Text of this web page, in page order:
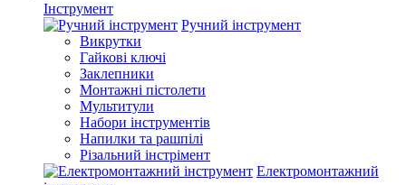
Інструмент
Ручний інструмент
Викрутки
Гайкові ключі
Заклепники
Монтажні пістолети
Мультитули
Набори інструментів
Напилки та рашпілі
Різальний інстрімент
Електромонтажний